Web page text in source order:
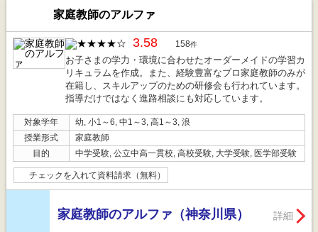
家庭教師のアルファ
3.58 158件
お子さまの学力・環境に合わせたオーダーメイドの学習カ
リキュラムを作成。また、経験豊富なプロ家庭教師のみが
在籍し、スキルアップのための研修会も行われています。
指導だけではなく進路相談にも対応しています。
対象学年
幼, 小1～6, 中1～3, 高1～3, 浪
授業形式
家庭教師
目的
中学受験, 公立中高一貫校, 高校受験, 大学受験, 医学部受験
チェックを入れて資料請求（無料）
家庭教師のアルファ（神奈川県） 詳細